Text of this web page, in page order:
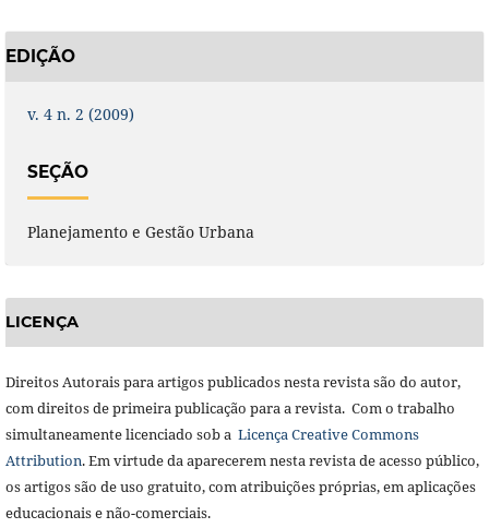
EDIÇÃO
v. 4 n. 2 (2009)
SEÇÃO
Planejamento e Gestão Urbana
LICENÇA
Direitos Autorais para artigos publicados nesta revista são do autor,
com direitos de primeira publicação para a revista. Com o trabalho
simultaneamente licenciado sob a Licença Creative Commons
Attribution. Em virtude da aparecerem nesta revista de acesso público,
os artigos são de uso gratuito, com atribuições próprias, em aplicações
educacionais e não-comerciais.